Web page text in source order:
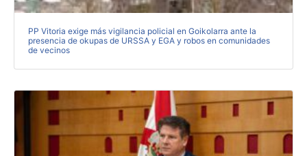
PP Vitoria exige más vigilancia policial en Goikolarra ante la
presencia de okupas de URSSA y EGA y robos en comunidades
de vecinos